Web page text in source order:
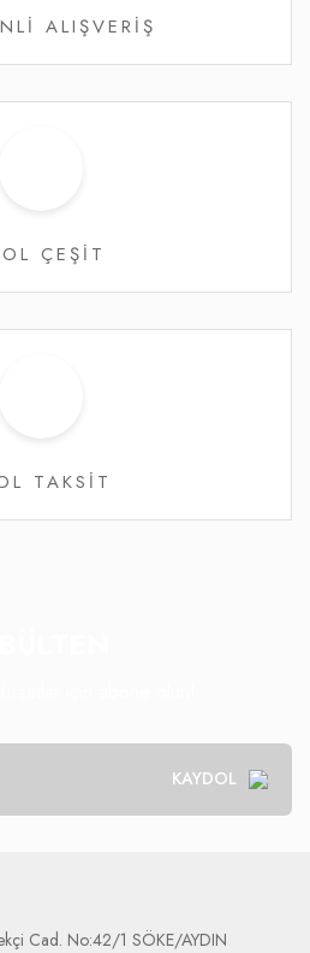
ALIŞVERİŞ
ÇEŞİT
TAKSİT
KAYDOL
Cad. No:42/1 SÖKE/AYDIN